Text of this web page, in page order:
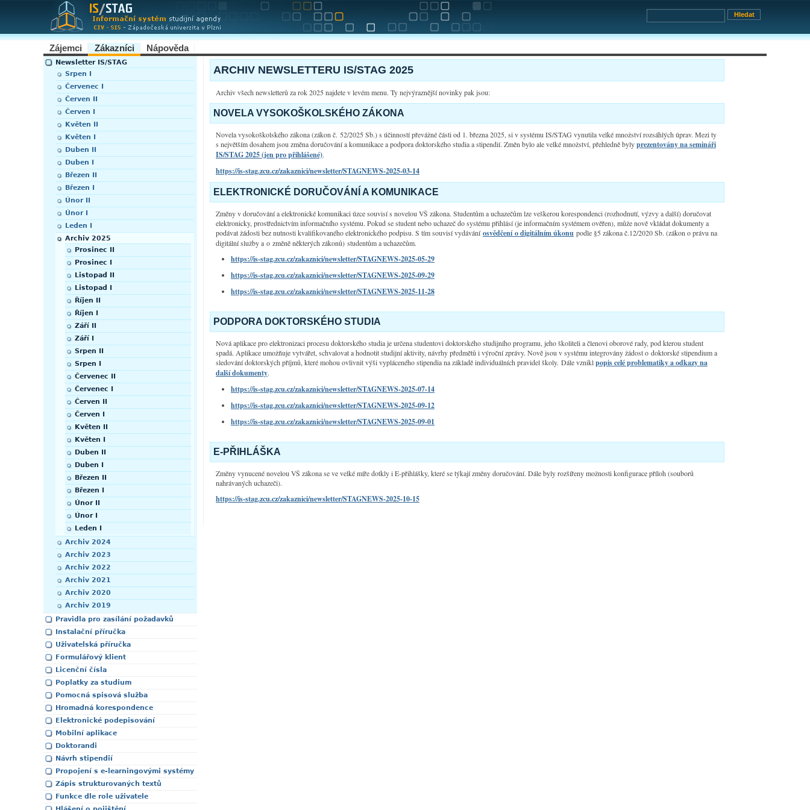
Zájemci Zákazníci Nápověda
Newsletter IS/STAG
Srpen I
Červenec I
Červen II
Červen I
Květen II
Květen I
Duben II
Duben I
Březen II
Březen I
Únor II
Únor I
Leden I
Archiv 2025
Prosinec II
Prosinec I
Listopad II
Listopad I
Říjen II
Říjen I
Září II
Září I
Srpen II
Srpen I
Červenec II
Červenec I
Červen II
Červen I
Květen II
Květen I
Duben II
Duben I
Březen II
Březen I
Únor II
Únor I
Leden I
Archiv 2024
Archiv 2023
Archiv 2022
Archiv 2021
Archiv 2020
Archiv 2019
Pravidla pro zasílání požadavků
Instalační příručka
Uživatelská příručka
Formulářový klient
Licenční čísla
Poplatky za studium
Pomocná spisová služba
Hromadná korespondence
Elektronické podepisování
Mobilní aplikace
Doktorandi
Návrh stipendií
Propojení s e-learningovými systémy
Zápis strukturovaných textů
Funkce dle role uživatele
ARCHIV NEWSLETTERU IS/STAG 2025
Archiv všech newsletterů za rok 2025 najdete v levém menu. Ty nejvýraznější novinky pak jsou:
NOVELA VYSOKOŠKOLSKÉHO ZÁKONA
Novela vysokoškolského zákona (zákon č. 52/2025 Sb.) s účinností převážné části od 1. března 2025, si v systému IS/STAG vynutila velké množství rozsáhlých úprav. Mezi ty
s největším dosahem jsou změna doručování a komunikace a podpora doktorského studia a stipendií. Změn bylo ale velké množství, přehledně bylyprezentovány na semináři
IS/STAG 2025 (jen pro přihlášené).
https://is-stag.zcu.cz/zakaznici/newsletter/STAGNEWS-2025-03-14
ELEKTRONICKÉ DORUČOVÁNÍ A KOMUNIKACE
Změny v doručování a elektronické komunikaci úzce souvisí s novelou VŠ zákona. Studentům a uchazečům lze veškerou korespondenci (rozhodnutí, výzvy a další) doručovat
elektronicky, prostřednictvím informačního systému. Pokud se student nebo uchazeč do systému přihlásí (je informačním systémem ověřen), může nově vkládat dokumenty a
podávat žádosti bez nutnosti kvalifikovaného elektronického podpisu. S tím souvisí vydáváníosvědčení o digitálním úkonu podle §5 zákona č.12/2020 Sb. (zákon o právu na
digitální služby a o změně některých zákonů) studentům a uchazečům.
https://is-stag.zcu.cz/zakaznici/newsletter/STAGNEWS-2025-05-29
https://is-stag.zcu.cz/zakaznici/newsletter/STAGNEWS-2025-09-29
https://is-stag.zcu.cz/zakaznici/newsletter/STAGNEWS-2025-11-28
PODPORA DOKTORSKÉHO STUDIA
Nová aplikace pro elektronizaci procesu doktorského studia je určena studentovi doktorského studijního programu, jeho školiteli a členovi oborové rady, pod kterou student
spadá. Aplikace umožňuje vytvářet, schvalovat a hodnotit studijní aktivity, návrhy předmětů i výroční zprávy. Nově jsou v systému integrovány žádost o doktorské stipendium a
sledovánídoktorských příjmů , které mohou ovlivnit výši vypláceného stipendia na základě individuálních pravidel školy. Dále vzniklpopis celé problematiky a odkazy na
další dokumenty.
https://is-stag.zcu.cz/zakaznici/newsletter/STAGNEWS-2025-07-14
https://is-stag.zcu.cz/zakaznici/newsletter/STAGNEWS-2025-09-12
https://is-stag.zcu.cz/zakaznici/newsletter/STAGNEWS-2025-09-01
E-PŘIHLÁŠKA
Změny vynucené novelou VŠ zákona se ve velké míře dotkly i E-přihlášky, které se týkají změny doručování. Dále byly rozšířeny možnosti konfigurace příloh (souborů
nahrávaných uchazeči).
https://is-stag.zcu.cz/zakaznici/newsletter/STAGNEWS-2025-10-15